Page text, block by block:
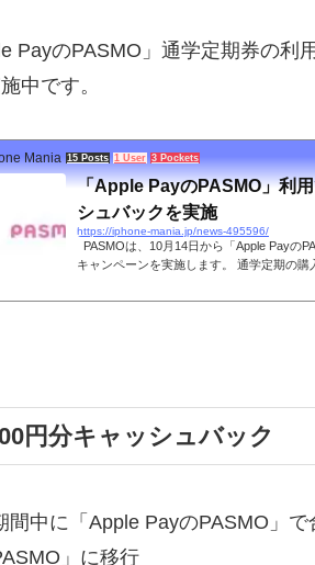
PayのPASMO 」通学定期券の利
中です。
Mania 15 Posts 1 User 3 Pockets
「Apple PayのPASMO」利
シュバックを実施
https://iphone-mania.jp/news-495596/
PASMOは、10月14日から「Apple Payの
キャンペーンを実施します。 通学定期の購
円分キャッシュバック
間中に「Apple PayのPASMO」
」に移行